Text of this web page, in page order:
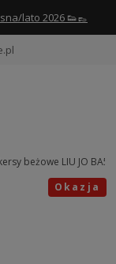
lato 2026 👟👞
beżowe LIU JO
Okazja